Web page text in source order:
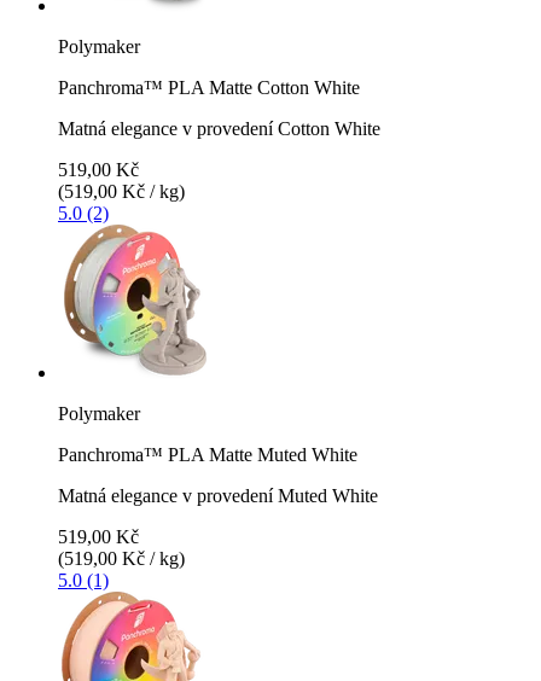
Polymaker
Panchroma™ PLA Matte Cotton White
Matná elegance v provedení Cotton White
519,00 Kč
(519,00 Kč / kg)
5.0 (2)
Polymaker
Panchroma™ PLA Matte Muted White
Matná elegance v provedení Muted White
519,00 Kč
(519,00 Kč / kg)
5.0 (1)